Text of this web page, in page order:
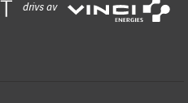
drivs av